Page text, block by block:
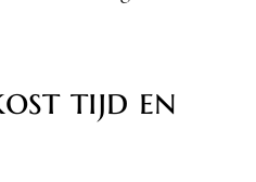
tijd en